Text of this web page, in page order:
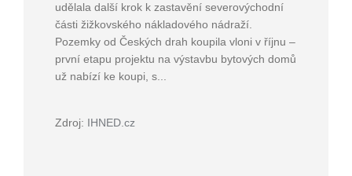
udělala další krok k zastavění severovýchodní
části žižkovského nákladového nádraží.
Pozemky od Českých drah koupila vloni v říjnu –
první etapu projektu na výstavbu bytových domů
už nabízí ke koupi, s...
Zdroj: IHNED.cz